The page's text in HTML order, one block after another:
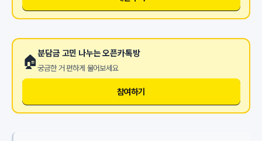
🏠분담금 고민 나누는 오픈카톡방
궁금한 거 편하게 물어보세요
참여하기